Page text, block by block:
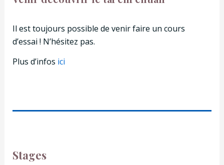
Il est toujours possible de venir faire un cours
d’essai ! N’hésitez pas.
Plus d’infos ici
Stages